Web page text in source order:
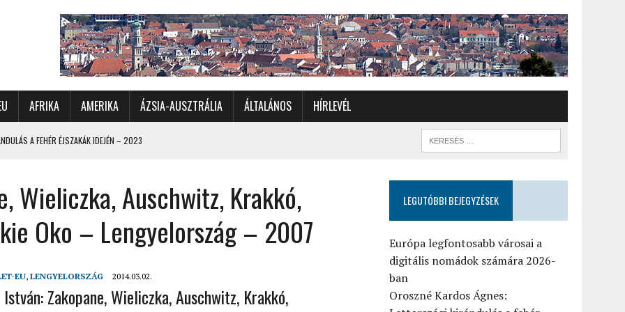
AFRIKA AMERIKA ÁZSIA-AUSZTRÁLIA ÁLTALÁNOS HÍRLEVÉL
A FEHÉR ÉJSZAKÁK IDEJÉN – 2023
CSALÁDI AUTÓZÁS A SARKKÖRÖN TÚLRA – 2001
IS ÜNNEPLŐBEN
GYERGYÓI RÁADÁSSAL – 2022
– 2017
SZLOVÉNIA, AUSZTRIA – 2021
Wieliczka, Auschwitz, Krakkó,
Oko – Lengyelország – 2007
EU, LENGYELORSZÁG 2014.03.02.
István: Zakopane, Wieliczka, Auschwitz, Krakkó,
LEGUTÓBBI BEJEGYZÉSEK
Európa legfontosabb városai a
digitális nomádok számára 2026-
ban
Oroszné Kardos Ágnes: